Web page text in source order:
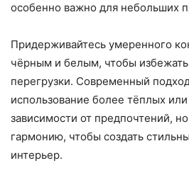
особенно важно для небольших
Придерживайтесь умеренного
чёрным и белым, чтобы избежать
перегрузки. Современный
использование более тёплых
зависимости от предпочтений,
гармонию, чтобы создать
интерьер.